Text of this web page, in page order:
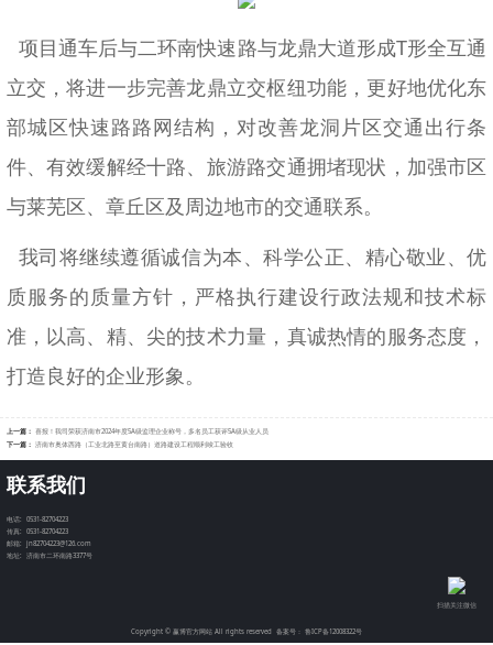
项目通车后与二环南快速路与龙鼎大道形成T形全互通
立交，将进一步完善龙鼎立交枢纽功能，更好地优化东
部城区快速路路网结构，对改善龙洞片区交通出行条
件、有效缓解经十路、旅游路交通拥堵现状，加强市区
与莱芜区、章丘区及周边地市的交通联系。
我司将继续遵循诚信为本、科学公正、精心敬业、优
质服务的质量方针，严格执行建设行政法规和技术标
准，以高、精、尖的技术力量，真诚热情的服务态度，
打造良好的企业形象。
上一篇： 喜报！我司荣获济南市2024年度5A级监理企业称号，多名员工获评5A级从业人员
下一篇： 济南市奥体西路（工业北路至黄台南路）道路建设工程顺利竣工验收
联系我们
电话: 0531-82704223
传真: 0531-82704223
邮箱: jn82704223@126.com
地址: 济南市二环南路3377号
扫描关注微信
Copyright © 赢博官方网站 All rights reserved 备案号： 鲁ICP备12008322号